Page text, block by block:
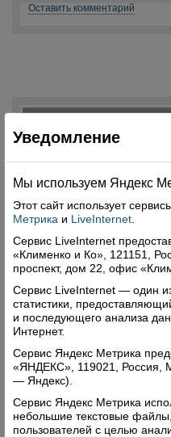
Оставить комментарий
Уведомление
Мы используем Яндекс
Этот сайт использует
Метрика и LiveInternet
Сервис LiveInternet
«Клименко и Ко», 121151,
проспект, дом 22, офис
Сервис LiveInternet — один
статистики,
и последующего анализа
Интернет.
Сервис Яндекс Метрика
«ЯНДЕКС», 119021, Россия,
— Яндекс).
Сервис Яндекс Метрика
небольшие текстовые
пользователей с целью